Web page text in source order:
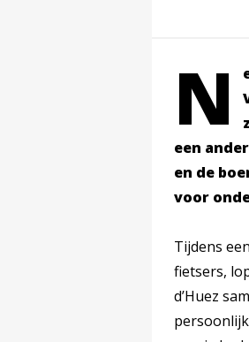
N
een
en de
voor
Tijdens
fietsers,
d’Huez